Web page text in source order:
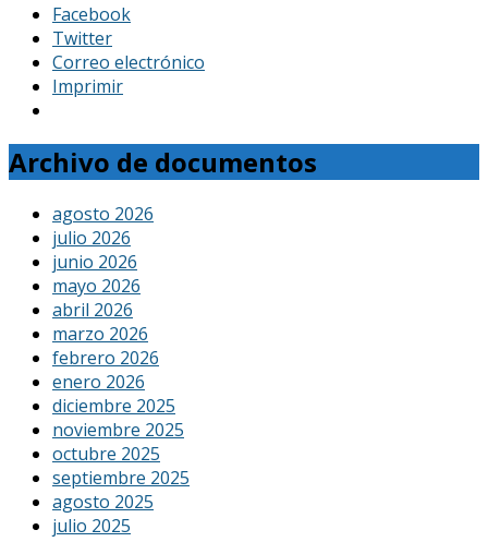
Facebook
Twitter
Correo electrónico
Imprimir
Archivo de documentos
agosto 2026
julio 2026
junio 2026
mayo 2026
abril 2026
marzo 2026
febrero 2026
enero 2026
diciembre 2025
noviembre 2025
octubre 2025
septiembre 2025
agosto 2025
julio 2025